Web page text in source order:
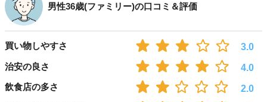
男性36歳(ファミリー)の口コミ＆評価
買い物しやすさ
3.0
治安の良さ
4.0
飲食店の多さ
2.0